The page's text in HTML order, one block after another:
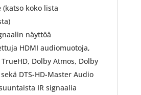
koko lista
näyttöä
HDMI audiomuotoja,
Dolby Atmos, Dolby
DTS-HD-Master Audio
IR signaalia